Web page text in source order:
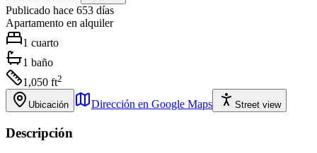
Publicado hace 653 días
Apartamento en alquiler
1 cuarto
1 baño
1,050 ft2
Ubicación Dirección en Google Maps Street view
Descripción